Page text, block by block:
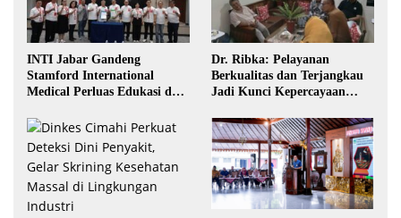
INTI Jabar Gandeng
Stamford International
Medical Perluas Edukasi dan
Dr. Ribka: Pelayanan
Berkualitas dan Terjangkau
Jadi Kunci Kepercayaan